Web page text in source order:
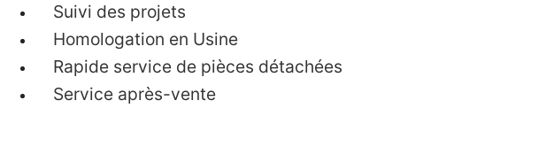
Suivi des projets
Homologation en Usine
Rapide service de pièces détachées
Service après-vente